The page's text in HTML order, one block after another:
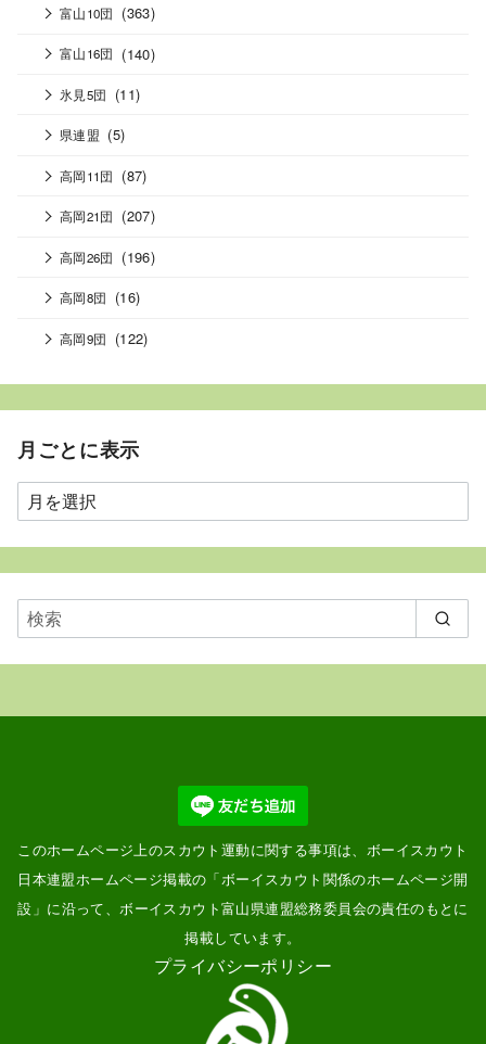
富山10団 (363)
富山16団 (140)
氷見5団 (11)
県連盟 (5)
高岡11団 (87)
高岡21団 (207)
高岡26団 (196)
高岡8団 (16)
高岡9団 (122)
月ごとに表示
月
ご
と
表
示
このホームページ上のスカウト運動に関する事項は、ボーイスカウト
日本連盟ホームページ掲載の「ボーイスカウト関係のホームページ開
設 」に沿って、ボーイスカウト富山県連盟総務委員会の責任のもとに
掲載しています。
プライバシーポリシー